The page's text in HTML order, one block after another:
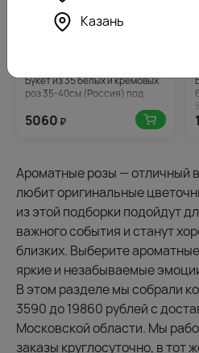
Букет из 35 белых и кремовых
роз 35-40см (Россия) под
5060 ₽
Ароматные розы — отличный
любит оригинальные
из этой подборки подойдут
важного события и станут
близких. Выберите
яркие и незабываемые
В этом разделе мы собрали
3590 до 19860 рублей с
Московской области. Мы
заказы круглосуточно, в тот
Казань